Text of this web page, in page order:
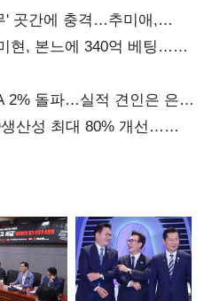
' 곳간에 충격…추미애,
부수
현, 본느에 340억 베팅…
2% 돌파…실적 견인은 은행
산성 최대 80% 개선…